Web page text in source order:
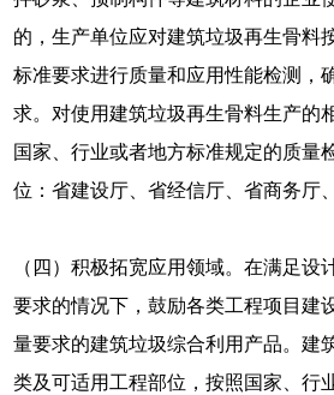
的，生产单位应对建筑垃圾再生骨料
标准要求进行质量和应用性能检测，
求。对使用建筑垃圾再生骨料生产的
国家、行业或者地方标准规定的质量
位：省建设厅、省经信厅、省商务厅
（四）积极拓宽应用领域。在满足设
要求的情况下，鼓励各类工程项目建
量要求的建筑垃圾综合利用产品。建
类及可适用工程部位，按照国家、行